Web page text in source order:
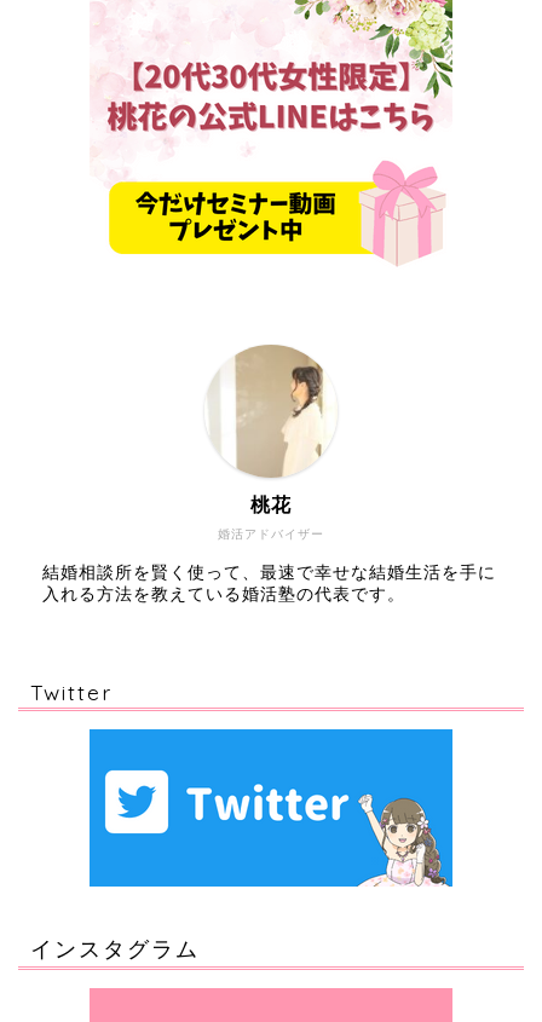
婚活アドバイザー
桃花
結婚相談所を賢く使って、最速で幸せな結婚生活を手に
入れる方法を教えている婚活塾の代表です。
Twitter
インスタグラム